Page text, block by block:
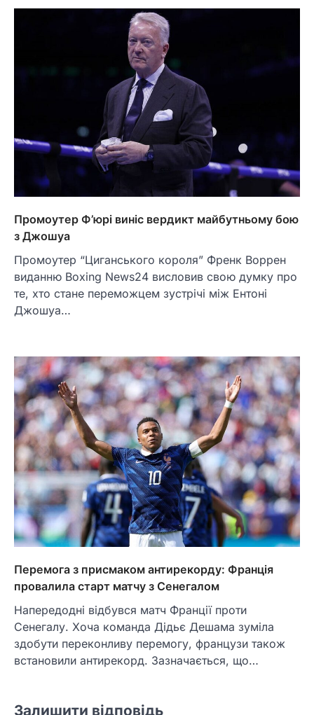
Промоутер Ф’юрі виніс вердикт майбутньому бою
з Джошуа
Промоутер “Циганського короля” Френк Воррен
виданню Boxing News24 висловив свою думку про
те, хто стане переможцем зустрічі між Ентоні
Джошуа…
Перемога з присмаком антирекорду: Франція
провалила старт матчу з Сенегалом
Напередодні відбувся матч Франції проти
Сенегалу. Хоча команда Дідьє Дешама зуміла
здобути переконливу перемогу, французи також
встановили антирекорд. Зазначається, що…
Залишити відповідь